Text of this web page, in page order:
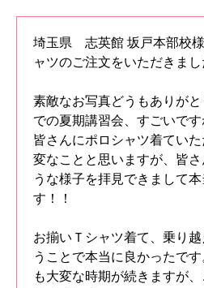
埼玉県 志英館 坂戸本部校
ャツのご注文をいただきまし
素敵なお写真どうもありが
での夏期講習会、すごいです
皆さんにポロシャツ着てい
変なことと思いますが、皆
うな様子を拝見できまして
す！！
お揃いＴシャツ着て、乗り
うことで本当に良かったで
も大変な時期が続きますが